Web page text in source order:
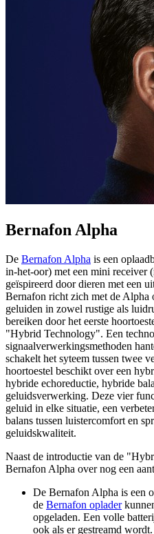
Bernafon Alpha
De Bernafon Alpha is een
in-het-oor) met een mini
geïspireerd door dieren met een
Bernafon richt zich met de Alpha
geluiden in zowel rustige als
bereiken door het eerste
"Hybrid Technology". Een
signaalverwerkingsmethoden
schakelt het syteem tussen twee
hoortoestel beschikt over een
hybride echoreductie, hybride
geluidsverwerking. Deze vier
geluid in elke situatie, een
balans tussen luistercomfort en
geluidskwaliteit.
Naast de introductie van de
Bernafon Alpha over nog een
De Bernafon Alpha is een
de Bernafon oplader
opgeladen. Een volle
ook als er gestreamd wordt.